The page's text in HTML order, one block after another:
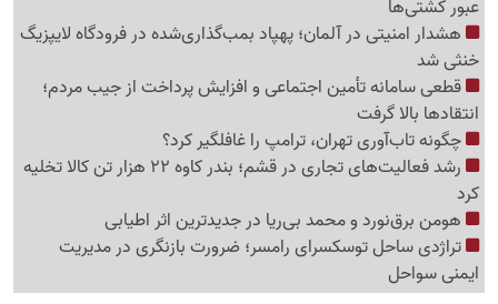
عبور کشتی‌ها
هشدار امنیتی در آلمان؛ پهپاد بمب‌گذاری‌شده در فرودگاه لایپزیگ
خنثی شد
قطعی سامانه تأمین اجتماعی و افزایش پرداخت از جیب مردم؛
انتقادها بالا گرفت
چگونه تاب‌آوری تهران، ترامپ را غافلگیر کرد؟
رشد فعالیت‌های تجاری در قشم؛ بندر کاوه 22 هزار تن کالا تخلیه
کرد
هومن برق‌نورد و محمد بی‌ریا در جدیدترین اثر اطیابی
تراژدی ساحل توسکسرای رامسر؛ ضرورت بازنگری در مدیریت
ایمنی سواحل